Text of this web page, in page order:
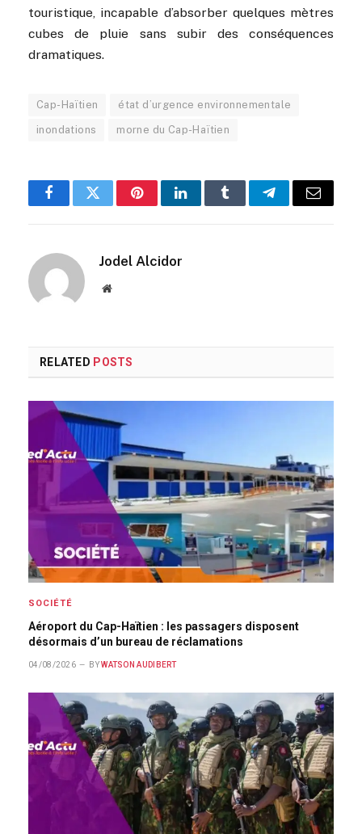
touristique, incapable d’absorber quelques mètres
cubes de pluie sans subir des conséquences
dramatiques.
Cap-Haïtien état d’urgence environnementale
inondations morne du Cap-Haïtien
FacebookTwitterPinterestLinkedInTumblrTelegramEmail
Jodel Alcidor
Website
RELATED POSTS
SOCIÉTÉ
Aéroport du Cap-Haïtien : les passagers disposent
désormais d’un bureau de réclamations
04/08/2026 BY WATSON AUDIBERT